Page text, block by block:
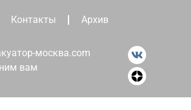
Контакты Архив
москва.com
вам